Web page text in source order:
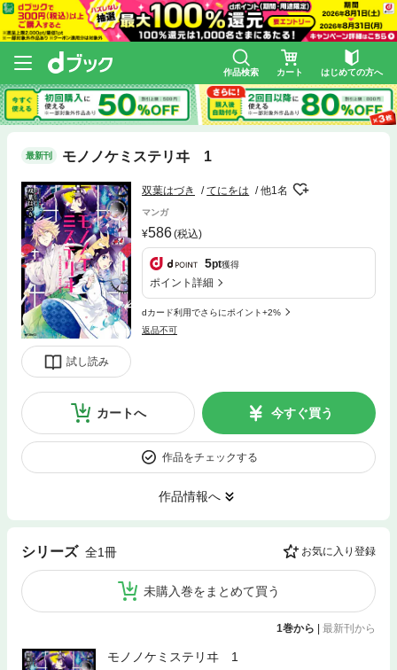
作品検索 カート はじめての方へ
最新刊 モノノケミステリヰ 1
試し読み
双葉はづき てにをは 他1名
マンガ
586(税込)
5pt獲得
ポイント詳細
dカード利用でさらにポイント+2%
返品不可
カートへ 今すぐ買う
作品をチェックする
作品情報へ
シリーズ 全1冊 お気に入り登録
未購入巻をまとめて買う
1巻から | 最新刊から
モノノケミステリヰ 1